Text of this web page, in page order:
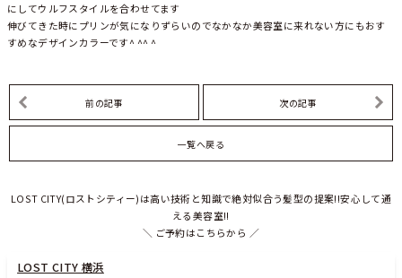
にしてウルフスタイルを合わせてます
伸びてきた時にプリンが気になりずらいのでなかなか美容室に来れない方にもおす
すめなデザインカラーです^ ^^ ^
前の記事 次の記事
一覧へ戻る
LOST CITY(ロストシティー)は高い技術と知識で絶対似合う髪型の提案!!安心して通
える美容室!!
＼ ご予約はこちらから ／
LOST CITY 横浜